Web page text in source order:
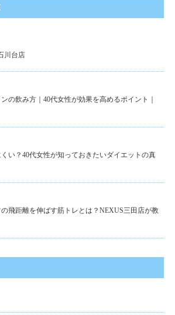
川台店
の飲み方｜40代女性が効果を高めるポイント｜
い？40代女性が知っておきたいダイエットの真
の飛距離を伸ばす筋トレとは？NEXUS三田店が教